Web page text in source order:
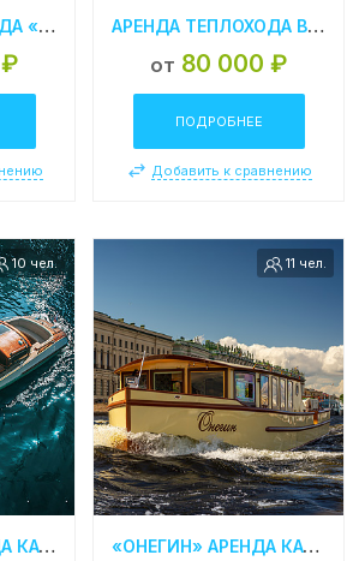
АРЕНДА ТЕПЛОХОДА «СИМФОНИЯ» В САНКТ- ПЕТЕРБУРГЕ АРЕНДА ТЕПЛОХОДА В СПБ «АСТРА»
от 80 000 ₽
ПОДРОБНЕЕ
Добавить к сравнению
10 чел.
«MODENA» АРЕНДА КАТЕРА В СПБ
11 чел.
«ОНЕГИН» АРЕНДА КАТЕРА В СПБ